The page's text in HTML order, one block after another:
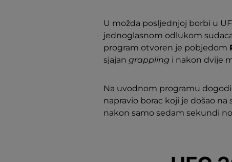
U možda posljednjoj borbi u
jednoglasnom odlukom
program otvoren je pobjedom
sjajan grappling i nakon dvije
Na uvodnom programu
napravio borac koji je došao na
nakon samo sedam sekundi